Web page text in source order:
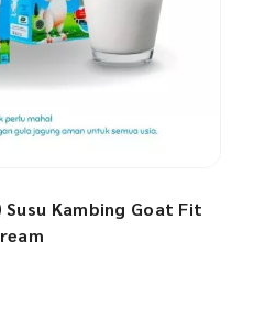
Kambing Goat Fit